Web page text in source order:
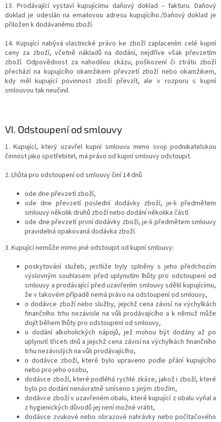
13. Prodávající vystaví kupujícímu daňový doklad – fakturu. Daňový
doklad je odeslán na emailovou adresu kupujícího./Daňový doklad je
přiložen k dodávanému zboží.
14. Kupující nabývá vlastnické právo ke zboží zaplacením celé kupní
ceny za zboží, včetně nákladů na dodání, nejdříve však převzetím
zboží. Odpovědnost za nahodilou zkázu, poškození či ztrátu zboží
přechází na kupujícího okamžikem převzetí zboží nebo okamžikem,
kdy měl kupující povinnost zboží převzít, ale v rozporu s kupní
smlouvou tak neučinil.
VI. Odstoupení od smlouvy
1. Kupující, který uzavřel kupní smlouvu mimo svoji podnikatelskou
činnost jako spotřebitel, má právo od kupní smlouvy odstoupit.
2. Lhůta pro odstoupení od smlouvy činí 14 dnů
ode dne převzetí zboží,
ode dne převzetí poslední dodávky zboží, je-li předmětem
smlouvy několik druhů zboží nebo dodání několika částí
ode dne převzetí první dodávky zboží, je-li předmětem smlouvy
pravidelná opakovaná dodávka zboží.
3. Kupující nemůže mimo jiné odstoupit od kupní smlouvy:
poskytování služeb, jestliže byly splněny s jeho předchozím
výslovným souhlasem před uplynutím lhůty pro odstoupení od
smlouvy a prodávající před uzavřením smlouvy sdělil kupujícímu,
že v takovém případě nemá právo na odstoupení od smlouvy,
o dodávce zboží nebo služby, jejichž cena závisí na výchylkách
finančního trhu nezávisle na vůli prodávajícího a k němuž může
dojít během lhůty pro odstoupení od smlouvy,
o dodání alkoholických nápojů, jež mohou být dodány až po
uplynutí třiceti dnů a jejichž cena závisí na výchylkách finančního
trhu nezávislých na vůli prodávajícího,
o dodávce zboží, které bylo upraveno podle přání kupujícího
nebo pro jeho osobu,
dodávce zboží, které podléhá rychlé zkáze, jakož i zboží, které
bylo po dodání nenávratně smíseno s jiným zbožím,
dodávce zboží v uzavřeném obalu, které kupující z obalu vyňal a
z hygienických důvodů jej není možné vrátit,
dodávce zvukové nebo obrazové nahrávky nebo počítačového